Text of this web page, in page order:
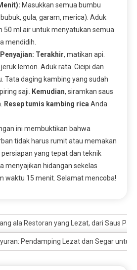
Masukkan semua bumbu
gula, garam, merica). Aduk
50 ml air untuk menyatukan semua
mendidih.
Terakhir, matikan api.
lemon. Aduk rata. Cicipi dan
Tata daging kambing yang sudah
saji.
Kemudian, siramkan saus
Resep tumis kambing rica Anda
ini membuktikan bahwa
tidak harus rumit atau memakan
persiapan yang tepat dan teknik
menyajikan hidangan sekelas
waktu 15 menit. Selamat mencoba!
ala Restoran yang Lezat, dari Saus
Pendamping Lezat dan Segar untuk